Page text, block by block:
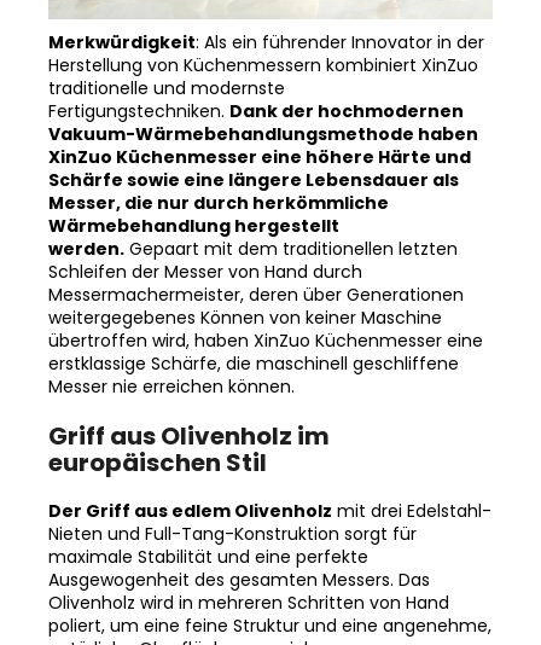
Merkwürdigkeit: Als ein führender Innovator in der
Herstellung von Küchenmessern kombiniert XinZuo
traditionelle und modernste
Fertigungstechniken. Dank der hochmodernen
Vakuum-Wärmebehandlungsmethode haben
XinZuo Küchenmesser eine höhere Härte und
Schärfe sowie eine längere Lebensdauer als
Messer, die nur durch herkömmliche
Wärmebehandlung hergestellt
werden. Gepaart mit dem traditionellen letzten
Schleifen der Messer von Hand durch
Messermachermeister, deren über Generationen
weitergegebenes Können von keiner Maschine
übertroffen wird, haben XinZuo Küchenmesser eine
erstklassige Schärfe, die maschinell geschliffene
Messer nie erreichen können.
europäischen Stil
Der Griff aus edlem Olivenholz
Nieten und Full-Tang-Konstruktion sorgt für
maximale Stabilität und eine perfekte
Ausgewogenheit des gesamten Messers. Das
Olivenholz wird in mehreren Schritten von Hand
poliert, um eine feine Struktur und eine angenehme,
natürliche Oberfläche zu erzielen.